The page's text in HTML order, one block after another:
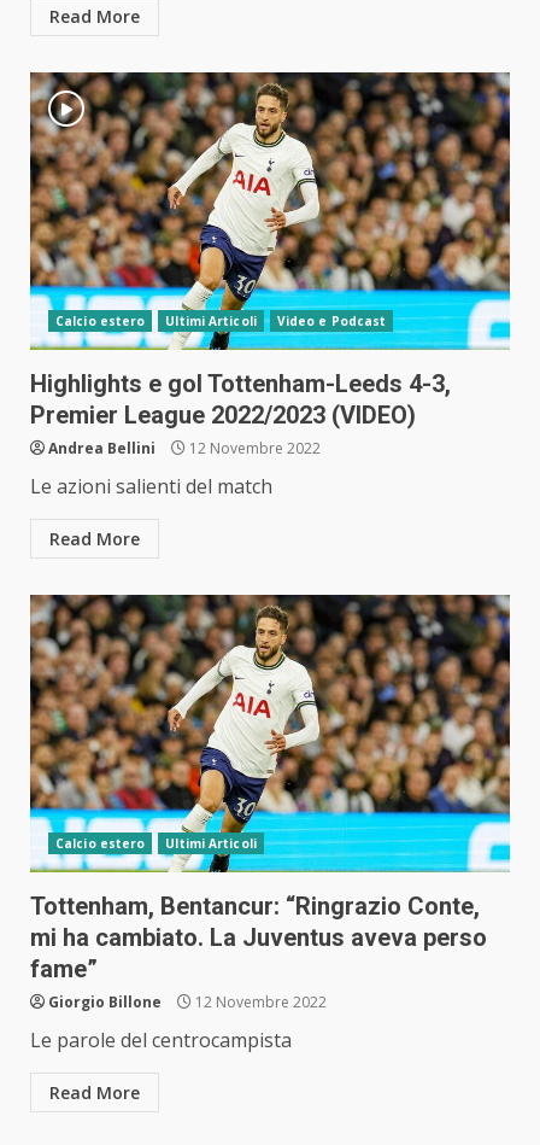
Read More
Calcio estero Ultimi Articoli Video e Podcast
Highlights e gol Tottenham-Leeds 4-3,
Premier League 2022/2023 (VIDEO)
Andrea Bellini 12 Novembre 2022
Le azioni salienti del match
Read More
Calcio estero Ultimi Articoli
Tottenham, Bentancur: “Ringrazio Conte,
mi ha cambiato. La Juventus aveva perso
fame”
Giorgio Billone 12 Novembre 2022
Le parole del centrocampista
Read More